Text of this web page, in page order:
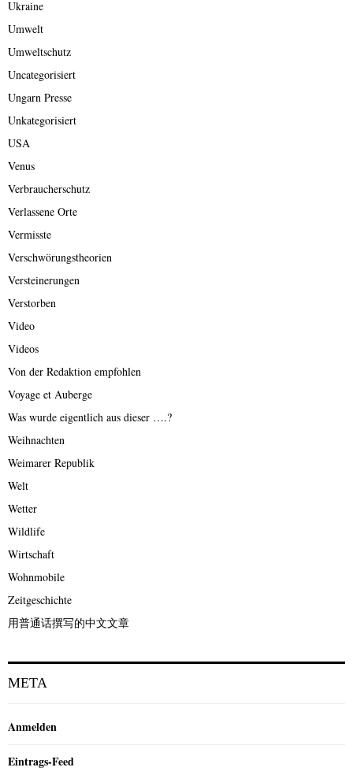
Ukraine
Umwelt
Umweltschutz
Uncategorisiert
Ungarn Presse
Unkategorisiert
USA
Venus
Verbraucherschutz
Verlassene Orte
Vermisste
Verschwörungstheorien
Versteinerungen
Verstorben
Video
Videos
Von der Redaktion empfohlen
Voyage et Auberge
Was wurde eigentlich aus dieser ….?
Weihnachten
Weimarer Republik
Welt
Wetter
Wildlife
Wirtschaft
Wohnmobile
Zeitgeschichte
用普通话撰写的中文文章
META
Anmelden
Eintrags-Feed